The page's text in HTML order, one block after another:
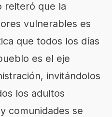
reiteró que la
vulnerables es
que todos los días
es el eje
invitándolos
los adultos
comunidades se